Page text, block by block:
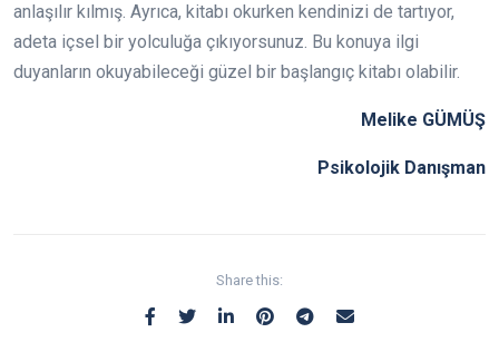
anlaşılır kılmış. Ayrıca, kitabı okurken kendinizi de tartıyor,
adeta içsel bir yolculuğa çıkıyorsunuz. Bu konuya ilgi
duyanların okuyabileceği güzel bir başlangıç kitabı olabilir.
Melike GÜMÜŞ
Psikolojik Danışman
Share this: